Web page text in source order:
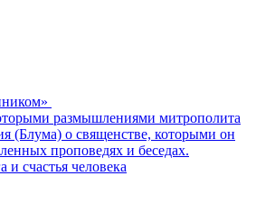
размышлениями митрополита
(Блума) о священстве, которыми он
проповедях и беседах.
счастья человека